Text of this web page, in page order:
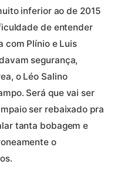
inferior ao de 2015
de entender
com Plínio e Luis
segurança,
o Léo Salino
Será que vai ser
ser rebaixado pra
tanta bobagem e
o